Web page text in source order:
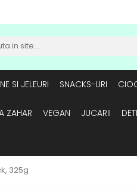
SI JELEURI SNACKS-URI
ZAHAR VEGAN JUCARII
325g